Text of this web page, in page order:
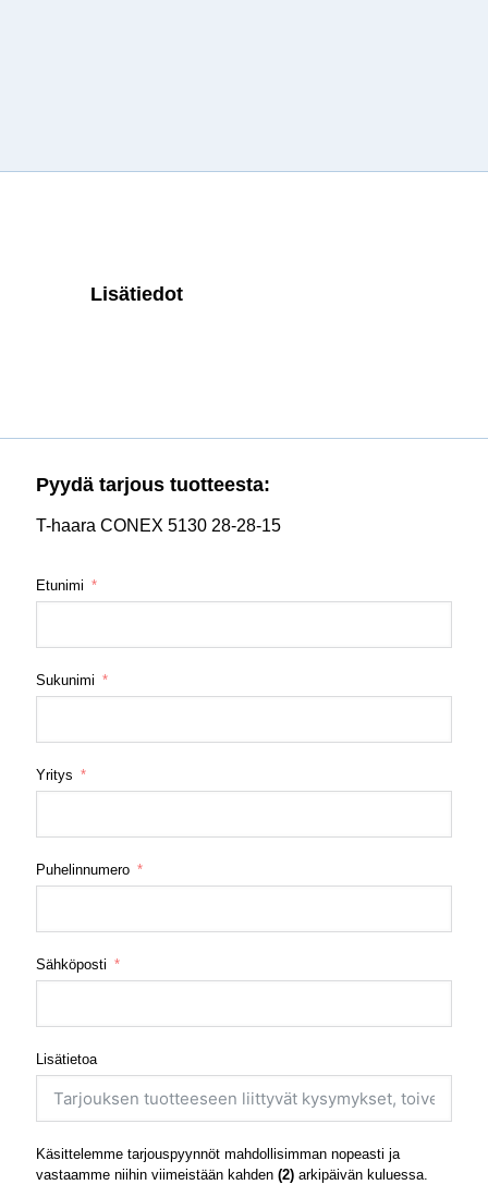
Lisätiedot
Pyydä tarjous tuotteesta:
T-haara CONEX 5130 28-28-15
Etunimi
Sukunimi
Yritys
Puhelinnumero
Sähköposti
Lisätietoa
Käsittelemme tarjouspyynnöt mahdollisimman nopeasti ja
vastaamme niihin viimeistään kahden (2) arkipäivän kuluessa.